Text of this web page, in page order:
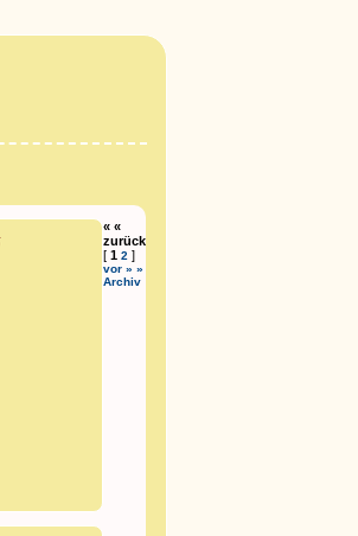
« «
zurück
[1 2 ]
vor » »
Archiv